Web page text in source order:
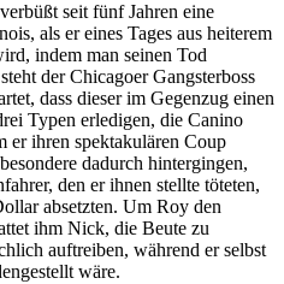
seit fünf Jahren eine
als er eines Tages aus heiterem
indem man seinen Tod
der Chicagoer Gangsterboss
dass dieser im Gegenzug einen
Typen erledigen, die Canino
er ihren spektakulären Coup
dadurch hintergingen,
den er ihnen stellte töteten,
absetzten. Um Roy den
ihm Nick, die Beute zu
auftreiben, während er selbst
wäre.